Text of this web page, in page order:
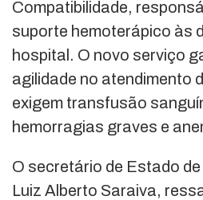
Compatibilidade,
suporte hemoterápico às
hospital. O novo serviço
agilidade no atendimento
exigem transfusão
hemorragias graves e
O secretário de Estado
Luiz Alberto Saraiva,